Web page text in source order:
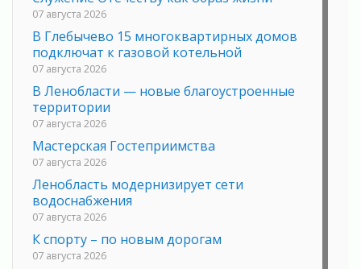
07 августа 2026
В Глебычево 15 многоквартирных домов
подключат к газовой котельной
07 августа 2026
В Ленобласти — новые благоустроенные
территории
07 августа 2026
Мастерская Гостеприимства
07 августа 2026
Ленобласть модернизирует сети
водоснабжения
07 августа 2026
К спорту – по новым дорогам
07 августа 2026